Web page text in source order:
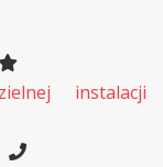
instalacji